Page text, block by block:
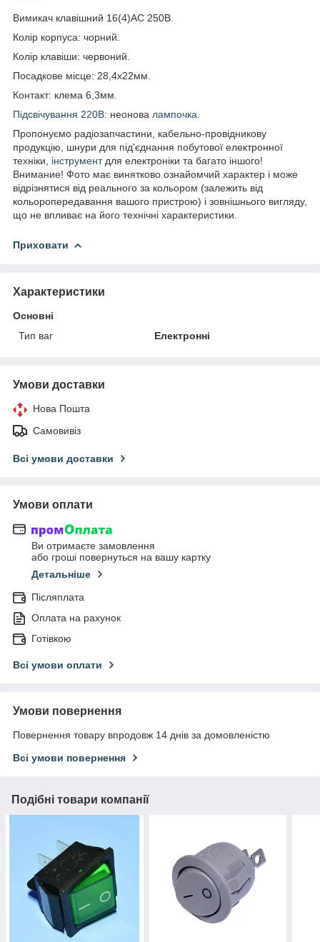
Вимикач клавішний 16(4)АС 250В.
Колір корпуса: чорний.
Колір клавіши: червоний.
Посадкове місце: 28,4х22мм.
Контакт: клема 6,3мм.
Підсвічування 220В: неонова лампочка
Пропонуємо радіозапчастини, кабельно-провідникову
продукцію, шнури для під'єднання побутової електронної
техніки, інструментдля електроніки та багато іншого!
Внимание! Фото має винятково ознайомчий характер і може
відрізнятися від реального за кольором (залежить від
кольоропередавання вашого пристрою) і зовнішнього вигляду,
що не впливає на його технічні характеристики.
Приховати
Характеристики
Основні
Тип ваг
Електронні
Умови доставки
Нова Пошта
Самовивіз
Всі умови доставки
Умови оплати
Ви отримаєте замовлення
або гроші повернуться на вашу картку
Детальніше
Післяплата
Оплата на рахунок
Готівкою
Всі умови оплати
Умови повернення
Повернення товару впродовж 14 днів за домовленістю
Всі умови повернення
Подібні товари компанії